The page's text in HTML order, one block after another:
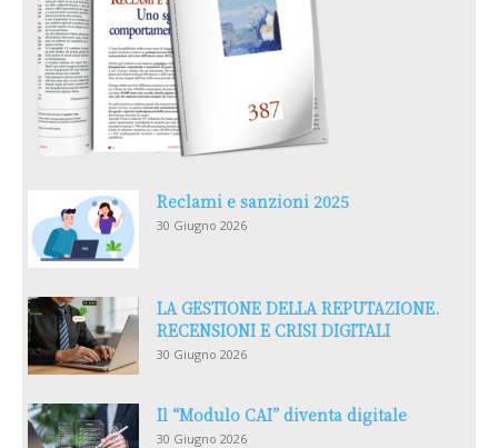
Reclami e sanzioni 2025
30 Giugno 2026
LA GESTIONE DELLA REPUTAZIONE.
RECENSIONI E CRISI DIGITALI
30 Giugno 2026
Il “Modulo CAI” diventa digitale
30 Giugno 2026